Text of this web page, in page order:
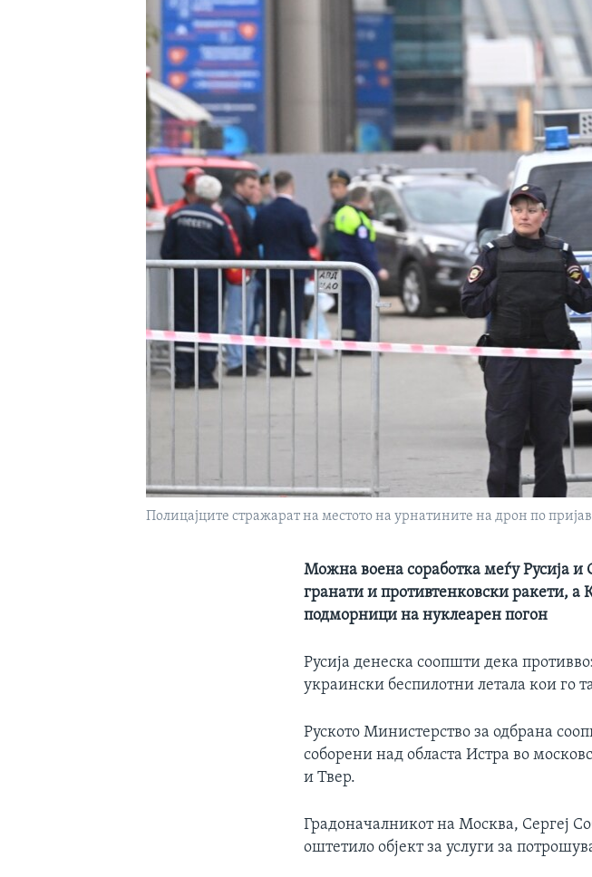
Полицајците стражарат на местото на урнатините на дрон по
Можна воена соработка меѓу Русија
гранати и противтенковски ракети, а
подморници на нуклеарен погон
Русија денеска соопшти дека
украински беспилотни летала кои го
Руското Министерство за одбрана
соборени над областа Истра во
и Твер.
Градоначалникот на Москва, Сергеј
оштетило објект за услуги за